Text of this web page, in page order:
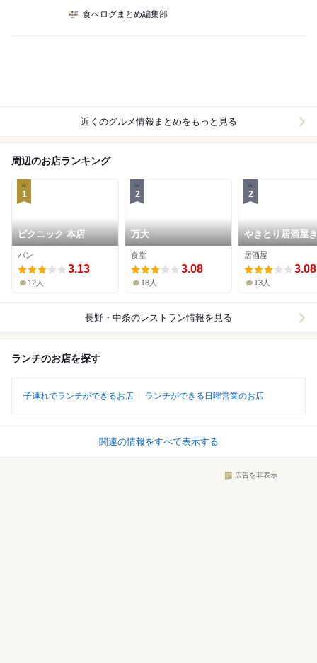
食べログまとめ編集部
近くのグルメ情報まとめをもっと見る
周辺のお店ランキング
1
ピクニック 本店
パン
3.13
12人
2
万大
食堂
3.08
18人
2
やきとり居酒屋
本店
居酒屋
3.08
13人
長野・中条のレストラン情報を見る
ランチのお店を探す
子連れでランチができるお店 ランチができる日曜営業のお店
関連の情報をすべて表示する
広告を非表示